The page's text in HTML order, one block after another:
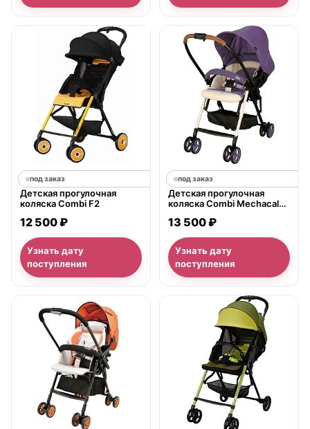
под заказ
Детская прогулочная
коляска Combi F2
12 500 ₽
Узнать дату
поступления
под заказ
Детская прогулочная
коляска Combi Mechacal
13 500 ₽
Узнать дату
поступления